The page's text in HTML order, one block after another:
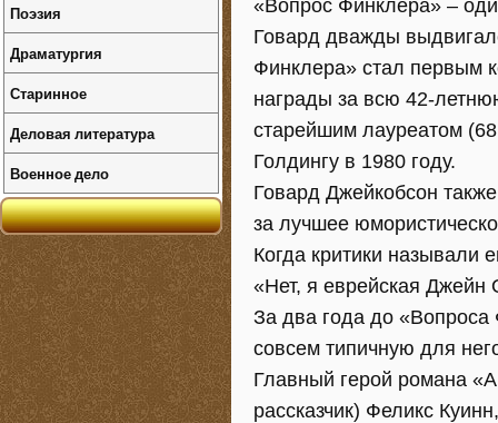
«Вопрос Финклера» –
Говард дважды
Финклера» стал первым
награды за всю 42-
старейшим лауреатом
Голдингу в 1980 году.
Говард Джейкобсон
за лучшее
Когда критики называли
«Нет, я еврейская Джейн
За два года до
совсем типичную для
Главный герой романа
рассказчик) Феликс
Поэзия
Драматургия
Старинное
Деловая литература
Военное дело